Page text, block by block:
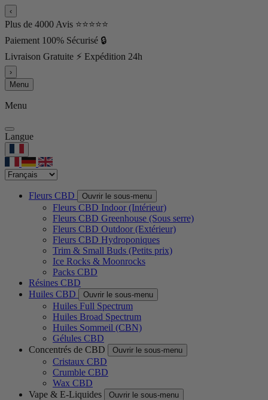
‹
Plus de 4000 Avis ⭐⭐⭐⭐⭐
Paiement 100% Sécurisé 🔒
Livraison Gratuite ⚡ Expédition 24h
›
Menu
Menu
Langue
Fleurs CBD Ouvrir le sous-menu
Fleurs CBD Indoor (Intérieur)
Fleurs CBD Greenhouse (Sous serre)
Fleurs CBD Outdoor (Extérieur)
Fleurs CBD Hydroponiques
Trim & Small Buds (Petits prix)
Ice Rocks & Moonrocks
Packs CBD
Résines CBD
Huiles CBD
Ouvrir le sous-menu
Huiles Full Spectrum
Huiles Broad Spectrum
Huiles Sommeil (CBN)
Gélules CBD
Concentrés de CBD
Ouvrir le sous-menu
Cristaux CBD
Crumble CBD
Wax CBD
Vape & E-Liquides
Ouvrir le sous-menu